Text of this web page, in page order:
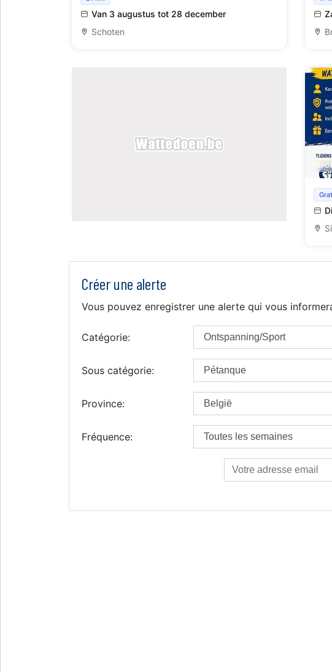
Van 3 augustus tot 28 december
Schoten
Créer une alerte
Vous pouvez enregistrer une alerte qui vous
Catégorie:
Sous catégorie:
Province:
Fréquence: